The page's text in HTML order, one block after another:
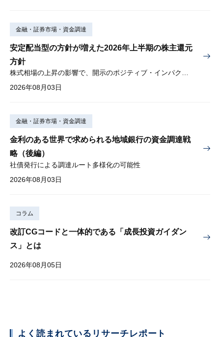
金融・証券市場・資金調達
安定配当型の方針が増えた2026年上半期の株主還元
方針
株式相場の上昇の影響で、開示のポジティブ・インパクトは低下
2026年08月03日
金融・証券市場・資金調達
金利のある世界で求められる地域銀行の資金調達戦
略（後編）
社債発行による調達ルート多様化の可能性
2026年08月03日
コラム
改訂CGコードと一体的である「成長投資ガイダン
ス」とは
2026年08月05日
よく読まれているリサーチレポート